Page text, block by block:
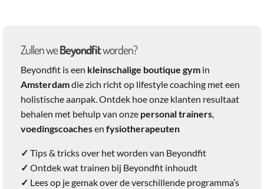
Zullen weBeyondfitworden?
Beyondfit is een kleinschalige boutique gym in
Amsterdamdie zich richt op lifestyle coaching met een
holistische aanpak. Ontdek hoe onze klanten resultaat
behalen met behulp van onze personal trainers,
voedingscoachesenfysiotherapeuten
✓ Tips & tricks over het worden van Beyondfit
✓ Ontdek wat trainen bij Beyondfit inhoudt
✓ Lees op je gemak over de verschillende programma’s